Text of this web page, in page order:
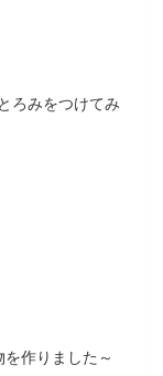
ろみをつけてみ
作りました～